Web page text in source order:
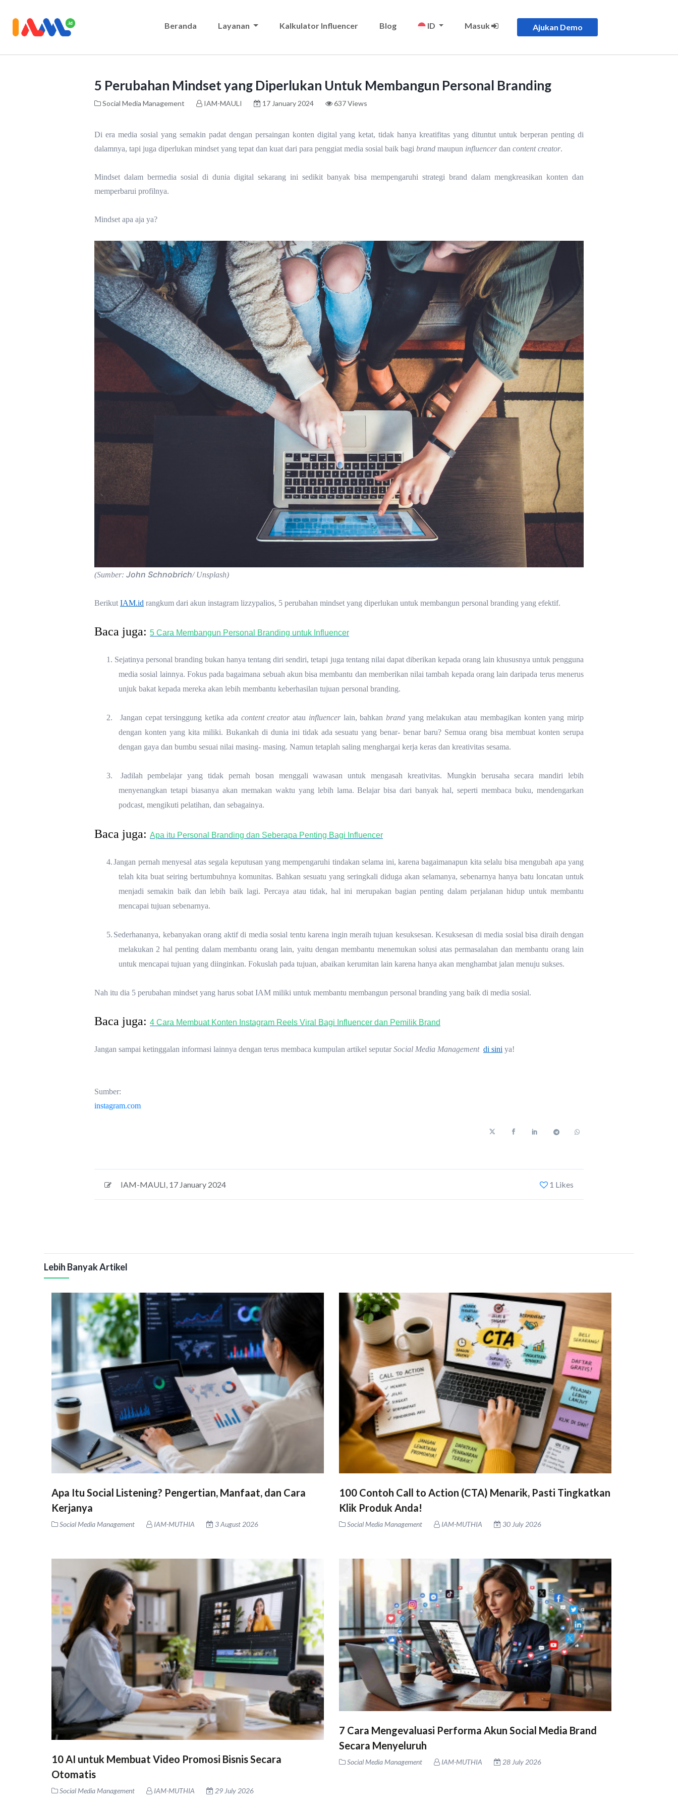
Beranda Layanan Kalkulator Influencer Blog ID Masuk Ajukan Demo
5 Perubahan Mindset yang Diperlukan Untuk Membangun Personal Branding
Social Media Management IAM-MAULI 17 January 2024 637 Views
Di era media sosial yang semakin padat dengan persaingan konten digital yang ketat, tidak hanya kreatifitas yang dituntut untuk berperan penting di
dalamnya, tapi juga diperlukan mindset yang tepat dan kuat dari para penggiat media sosial baik bagi brand maupun influencerdan content creator.
Mindset dalam bermedia sosial di dunia digital sekarang ini sedikit banyak bisa mempengaruhi strategi brand dalam mengkreasikan konten dan
memperbarui profilnya.
Mindset apa aja ya?
(Sumber: John Schnobrich/ Unsplash)
Berikut IAM.id rangkum dari akun instagram lizzypalios, 5 perubahan mindset yang diperlukan untuk membangun personal branding yang efektif.
Baca juga: 5 Cara Membangun Personal Branding untuk Influencer
1. Sejatinya personal branding bukan hanya tentang diri sendiri, tetapi juga tentang nilai dapat diberikan kepada orang lain khususnya untuk pengguna
media sosial lainnya. Fokus pada bagaimana sebuah akun bisa membantu dan memberikan nilai tambah kepada orang lain daripada terus menerus
unjuk bakat kepada mereka akan lebih membantu keberhasilan tujuan personal branding.
2. Jangan cepat tersinggung ketika ada content creatoratau influencer lain, bahkan brandyang melakukan atau membagikan konten yang mirip
dengan konten yang kita miliki. Bukankah di dunia ini tidak ada sesuatu yang benar- benar baru? Semua orang bisa membuat konten serupa
dengan gaya dan bumbu sesuai nilai masing- masing. Namun tetaplah saling menghargai kerja keras dan kreativitas sesama.
3.
Jadilah pembelajar yang tidak pernah bosan menggali wawasan untuk mengasah kreativitas. Mungkin berusaha secara mandiri lebih
menyenangkan tetapi biasanya akan memakan waktu yang lebih lama. Belajar bisa dari banyak hal, seperti membaca buku, mendengarkan
podcast, mengikuti pelatihan, dan sebagainya.
Baca juga: Apa itu Personal Branding dan Seberapa Penting Bagi Influencer
4. Jangan pernah menyesal atas segala keputusan yang mempengaruhi tindakan selama ini, karena bagaimanapun kita selalu bisa mengubah apa yang
telah kita buat seiring bertumbuhnya komunitas. Bahkan sesuatu yang seringkali diduga akan selamanya, sebenarnya hanya batu loncatan untuk
menjadi semakin baik dan lebih baik lagi. Percaya atau tidak, hal ini merupakan bagian penting dalam perjalanan hidup untuk membantu
mencapai tujuan sebenarnya.
5. Sederhananya, kebanyakan orang aktif di media sosial tentu karena ingin meraih tujuan kesuksesan. Kesuksesan di media sosial bisa diraih dengan
melakukan 2 hal penting dalam membantu orang lain, yaitu dengan membantu menemukan solusi atas permasalahan dan membantu orang lain
untuk mencapai tujuan yang diinginkan. Fokuslah pada tujuan, abaikan kerumitan lain karena hanya akan menghambat jalan menuju sukses.
Nah itu dia 5 perubahan mindset yang harus sobat IAM miliki untuk membantu membangun personal branding yang baik di media sosial.
Baca juga: 4 Cara Membuat Konten Instagram Reels Viral Bagi Influencer dan Pemilik Brand
Jangan sampai ketinggalan informasi lainnya dengan terus membaca kumpulan artikel seputarSocial Media Management di sini ya!
Sumber:
instagram.com
IAM-MAULI 17 January 2024 1 Likes
Lebih Banyak Artikel
Apa Itu Social Listening? Pengertian, Manfaat, dan Cara
Kerjanya
Social Media Management IAM-MUTHIA 3 August 2026
100 Contoh Call to Action (CTA) Menarik, Pasti Tingkatkan
Klik Produk Anda!
Social Media Management IAM-MUTHIA 30 July 2026
10 AI untuk Membuat Video Promosi Bisnis Secara
Otomatis
Social Media Management IAM-MUTHIA 29 July 2026
7 Cara Mengevaluasi Performa Akun Social Media Brand
Secara Menyeluruh
Social Media Management IAM-MUTHIA 28 July 2026